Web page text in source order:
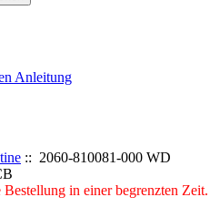
Anleitung
:: 2060-810081-000 WD
in einer begrenzten Zeit.